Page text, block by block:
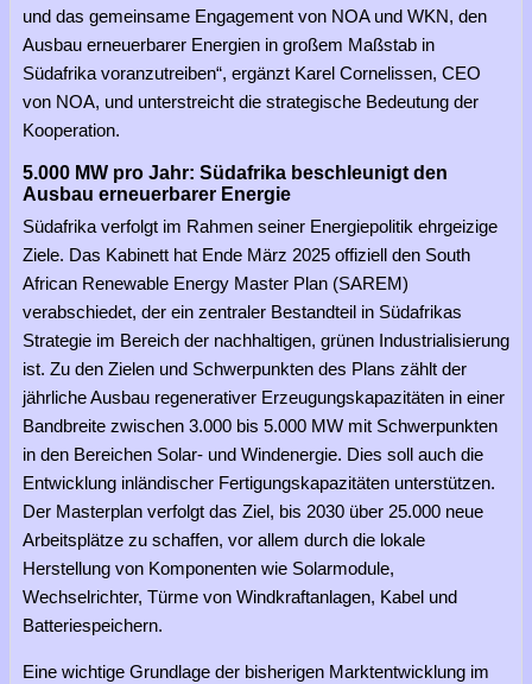
und das gemeinsame Engagement von NOA und WKN, den
Ausbau erneuerbarer Energien in großem Maßstab in
Südafrika voranzutreiben“, ergänzt Karel Cornelissen, CEO
von NOA, und unterstreicht die strategische Bedeutung der
Kooperation.
5.000 MW pro Jahr: Südafrika beschleunigt den
Ausbau erneuerbarer Energie
Südafrika verfolgt im Rahmen seiner Energiepolitik ehrgeizige
Ziele. Das Kabinett hat Ende März 2025 offiziell den South
African Renewable Energy Master Plan (SAREM)
verabschiedet, der ein zentraler Bestandteil in Südafrikas
Strategie im Bereich der nachhaltigen, grünen Industrialisierung
ist. Zu den Zielen und Schwerpunkten des Plans zählt der
jährliche Ausbau regenerativer Erzeugungskapazitäten in einer
Bandbreite zwischen 3.000 bis 5.000 MW mit Schwerpunkten
in den Bereichen Solar- und Windenergie. Dies soll auch die
Entwicklung inländischer Fertigungskapazitäten unterstützen.
Der Masterplan verfolgt das Ziel, bis 2030 über 25.000 neue
Arbeitsplätze zu schaffen, vor allem durch die lokale
Herstellung von Komponenten wie Solarmodule,
Wechselrichter, Türme von Windkraftanlagen, Kabel und
Batteriespeichern.
Eine wichtige Grundlage der bisherigen Marktentwicklung im